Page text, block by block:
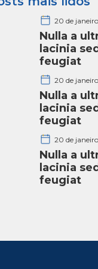
20 de
Nulla a
lacinia
feugiat
20 de
Nulla a
lacinia
feugiat
20 de
Nulla a
lacinia
feugiat